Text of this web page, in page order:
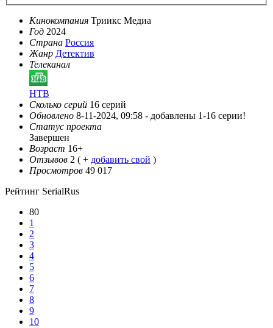
Кинокомпания Триикс Медиа
Год 2024
Страна Россия
Жанр Детектив
Телеканал
НТВ
Сколько серий 16 серий
Обновлено 8-11-2024, 09:58 - добавлены 1-16 серии!
Статус проекта
Завершен
Возраст 16+
Отзывов 2 ( + добавить свой )
Просмотров 49 017
Рейтинг SerialRus
80
1
2
3
4
5
6
7
8
9
10